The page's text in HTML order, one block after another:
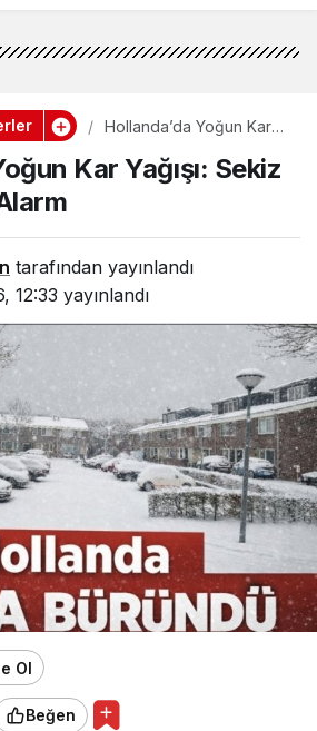
Hollanda’da Yoğun Kar
Turuncu Alarm
Kar Yağışı: Sekiz
tarafından yayınlandı
12:33 yayınlandı
Ol
Beğen